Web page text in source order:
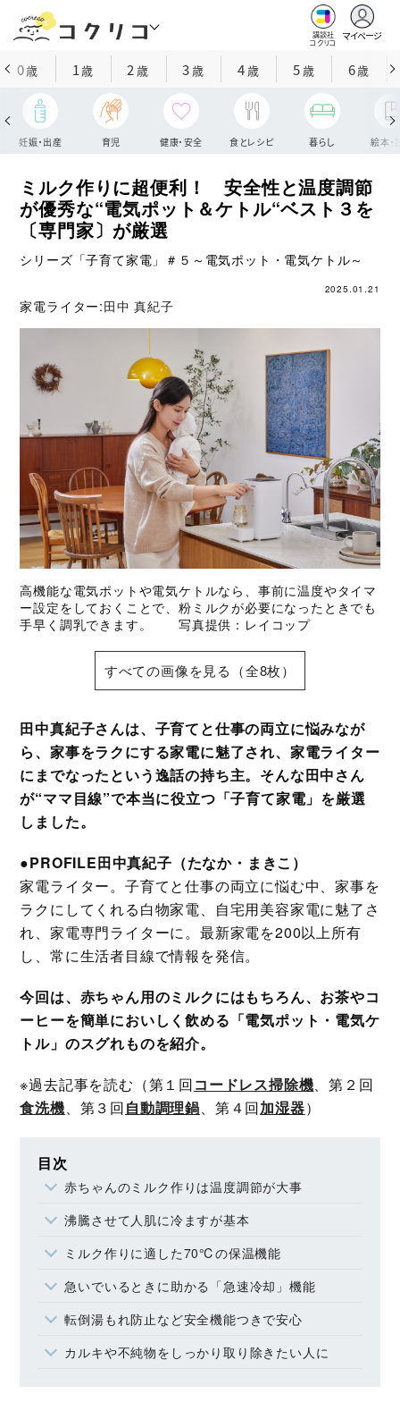
講談社
コクリコ
マイページ
0歳 1歳 2 歳 3歳 4歳 5歳 6歳
妊娠・出産 育児 健康・安全 食とレシピ 暮らし 絵本・
ミルク作りに超便利！ 安全性と温度調節
が優秀な“電気ポット＆ケトル“ベスト３を
〔専門家〕が厳選
シリーズ「子育て家電」＃５～電気ポット・電気ケトル～
2025.01.21
家電ライター:田中 真紀子
高機能な電気ポットや電気ケトルなら、事前に温度やタイマ
ー設定をしておくことで、粉ミルクが必要になったときでも
手早く調乳できます。 写真提供：レイコップ
すべての画像を見る（全8枚）
田中真紀子さんは、子育てと仕事の両立に悩みなが
ら、家事をラクにする家電に魅了され、家電ライター
にまでなったという逸話の持ち主。そんな田中さん
が“ママ目線”で本当に役立つ「子育て家電」を厳選
しました。
●PROFILE田中真紀子（たなか・まきこ）
家電ライター。子育てと仕事の両立に悩む中、家事を
ラクにしてくれる白物家電、自宅用美容家電に魅了さ
れ、家電専門ライターに。最新家電を200以上所有
し、常に生活者目線で情報を発信。
今回は、赤ちゃん用のミルクにはもちろん、お茶やコ
ーヒーを簡単においしく飲める「電気ポット・電気ケ
トル」のスグれものを紹介。
※過去記事を読む（第１回コードレス掃除機、第２回
食洗機、第３回自動調理鍋、第４回加湿器）
目次
赤ちゃんのミルク作りは温度調節が大事
沸騰させて人肌に冷ますが基本
ミルク作りに適した70℃の保温機能
急いでいるときに助かる「急速冷却」機能
転倒湯もれ防止など安全機能つきで安心
カルキや不純物をしっかり取り除きたい人に